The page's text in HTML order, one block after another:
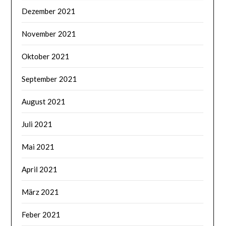
Dezember 2021
November 2021
Oktober 2021
September 2021
August 2021
Juli 2021
Mai 2021
April 2021
März 2021
Feber 2021